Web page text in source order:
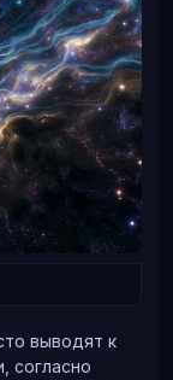
выводят к
согласно